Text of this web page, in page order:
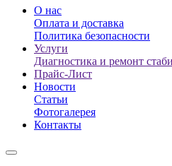
О нас
Оплата и доставка
Политика безопасности
Услуги
Диагностика и ремонт
Прайс-Лист
Новости
Статьи
Фотогалерея
Контакты